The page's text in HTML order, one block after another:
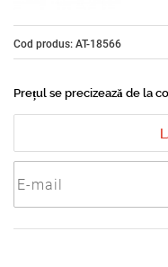
Cod produs: AT-18566
Prețul se precizează de la